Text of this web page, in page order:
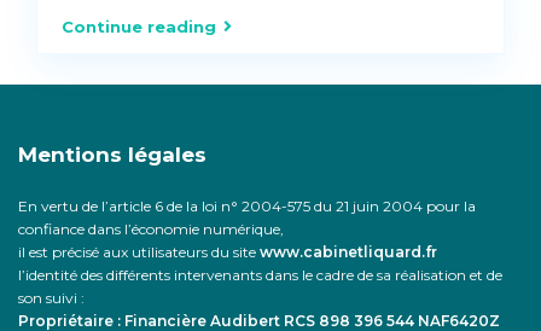
Continue reading
Mentions légales
En vertu de l’article 6 de la loi n° 2004-575 du 21 juin 2004 pour la
confiance dans l’économie numérique,
il est précisé aux utilisateurs du site www.cabinetliquard.fr
l’identité des différents intervenants dans le cadre de sa réalisation et de
son suivi :
Propriétaire : Financière Audibert RCS 898 396 544 NAF6420Z